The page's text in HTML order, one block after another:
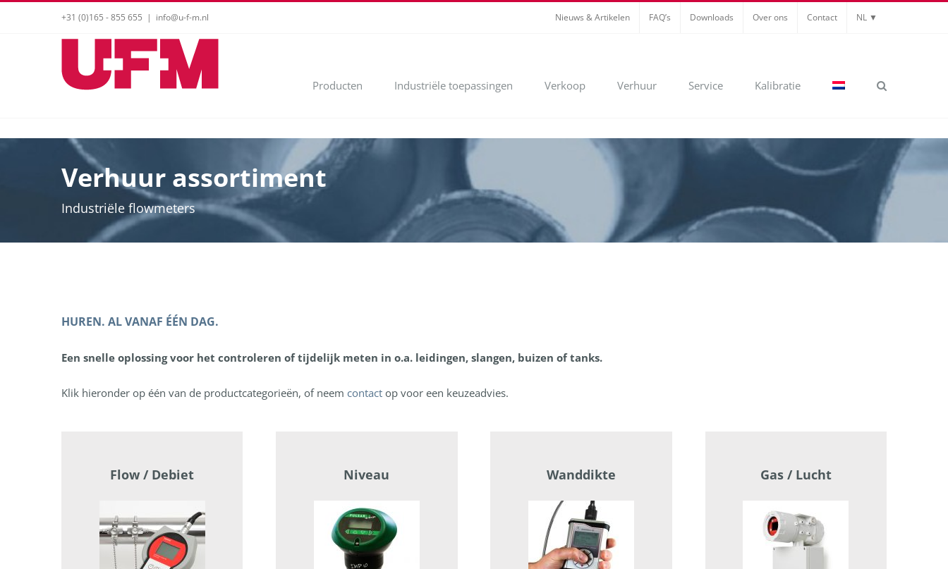
+31 (0)165 - 855 655 | info@u-f-m.nl Nieuws & Artikelen FAQ’s Downloads Over ons Contact NL ▼
Producten Industriële toepassingen Verkoop Verhuur Service Kalibratie
Verhuur assortiment
Industriële flowmeters
HUREN. AL VANAF ÉÉN DAG.
Een snelle oplossing voor het controleren of tijdelijk meten in o.a. leidingen, slangen, buizen of tanks.
Klik hieronder op één van de productcategorieën, of neem contact op voor een keuzeadvies.
Flow / Debiet Niveau Wanddikte Gas / Lucht